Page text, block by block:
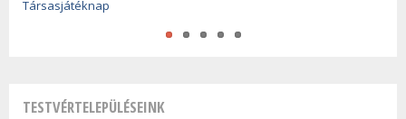
Társasjátéknap
A magyar kultúra napja
TESTVÉRTELEPÜLÉSEINK